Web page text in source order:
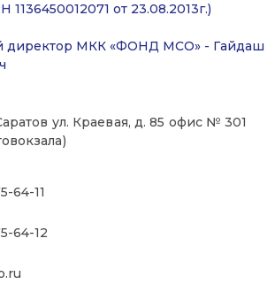
от 23.08.2013г.)
директор МКК «ФОНД МСО» - Гайдаш
ул. Краевая, д. 85 офис № 301
64-11
64-12